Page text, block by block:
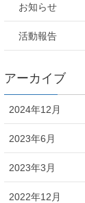
お知らせ
活動報告
アーカイブ
2024年12月
2023年6月
2023年3月
2022年12月